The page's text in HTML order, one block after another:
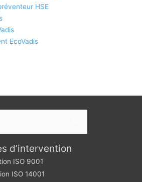
HSE
EcoVadis
d’intervention
ISO 9001
ISO 14001